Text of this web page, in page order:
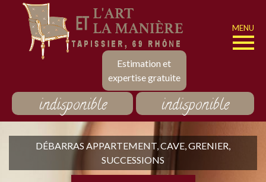
Estimation et
expertise gratuite
MENU
indisponible indisponible
DÉBARRAS APPARTEMENT, CAVE, GRENIER,
SUCCESSIONS